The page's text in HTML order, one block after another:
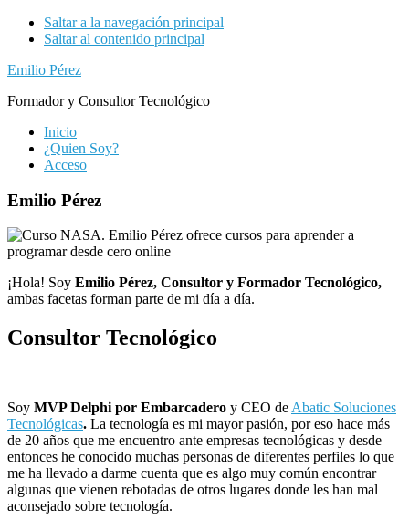
Saltar a la navegación principal
Saltar al contenido principal
Emilio Pérez
Formador y Consultor Tecnológico
Inicio
¿Quien Soy?
Acceso
Emilio Pérez
¡Hola! Soy Emilio Pérez, Consultor y Formador Tecnológico,
ambas facetas forman parte de mi día a día.
Consultor Tecnológico
Soy MVP Delphi por Embarcadero y CEO de Abatic Soluciones
Tecnológicas. La tecnología es mi mayor pasión, por eso hace más
de 20 años que me encuentro ante empresas tecnológicas y desde
entonces he conocido muchas personas de diferentes perfiles lo que
me ha llevado a darme cuenta que es algo muy común encontrar
algunas que vienen rebotadas de otros lugares donde les han mal
aconsejado sobre tecnología.